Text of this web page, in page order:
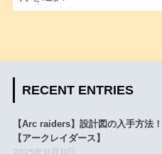
RECENT ENTRIES
【Arc raiders】設計図の入手方法
【アークレイダース】